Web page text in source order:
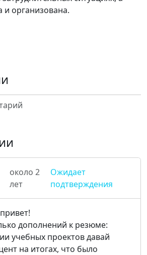
и организована.
около 2
лет
Ожидает
подтверждения
дополнений к резюме:
учебных проектов давай
на итогах, что было